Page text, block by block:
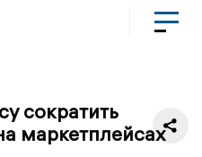
сократить
маркетплейсах